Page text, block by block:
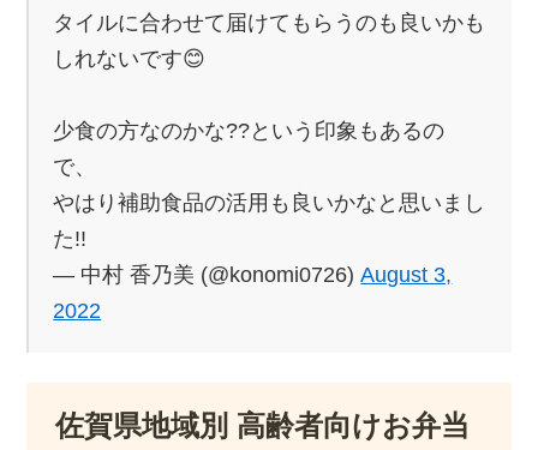
タイルに合わせて届けてもらうのも良いかも
しれないです😊
少食の方なのかな??という印象もあるの
で、
やはり補助食品の活用も良いかなと思いまし
た!!
— 中村 香乃美 (@konomi0726)August 3,
2022
佐賀県地域別 高齢者向けお弁当